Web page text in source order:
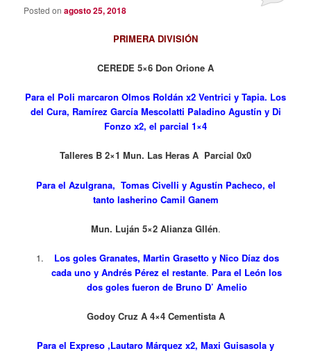
Posted onagosto 25, 2018
PRIMERA DIVISIÓN
CEREDE 5×6 Don Orione A
Para el Poli marcaron Olmos Roldán x2 Ventrici y Tapia. Los
del Cura, Ramírez García Mescolatti Paladino Agustín y Di
Fonzo x2, el parcial 1×4
Talleres B 2×1 Mun. Las Heras A Parcial 0x0
Para el Azulgrana, Tomas Civelli y Agustín Pacheco, el
tanto lasherino Camil Ganem
Mun. Luján 5×2 Alianza Gllén.
Los goles Granates, Martin Grasetto y Nico Díaz dos
cada uno y Andrés Pérez el restante. Para el León los
dos goles fueron de Bruno D’ Amelio
Godoy Cruz A 4×4 Cementista A
Para el Expreso ,Lautaro Márquez x2, Maxi Guisasola y